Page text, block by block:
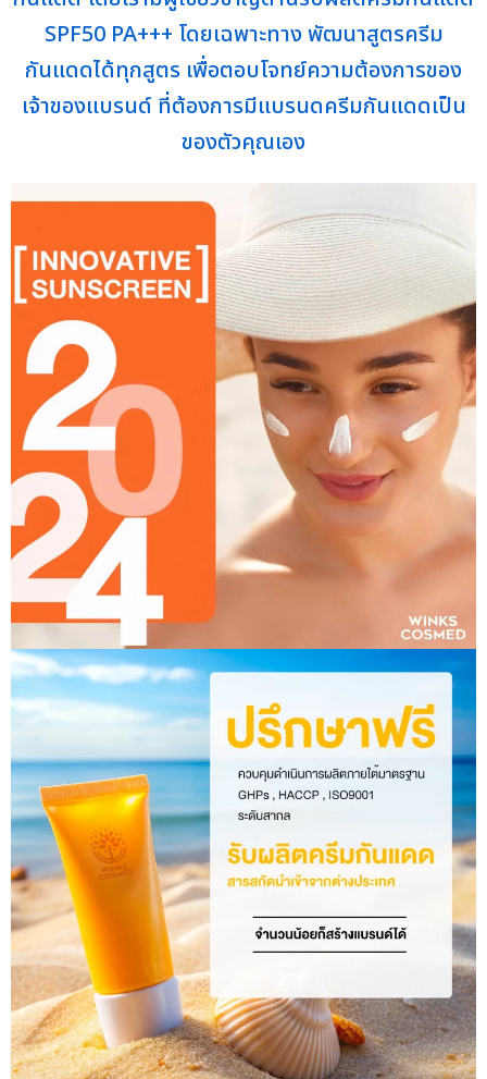
SPF50 PA+++ โดยเฉพาะทาง พัฒนาสูตรครีม
กันแดดได้ทุกสูตร เพื่อตอบโจทย์ความต้องการของ
เจ้าของแบรนด์ ที่ต้องการมีแบรนดครีมกันแดดเป็น
ของตัวคุณเอง